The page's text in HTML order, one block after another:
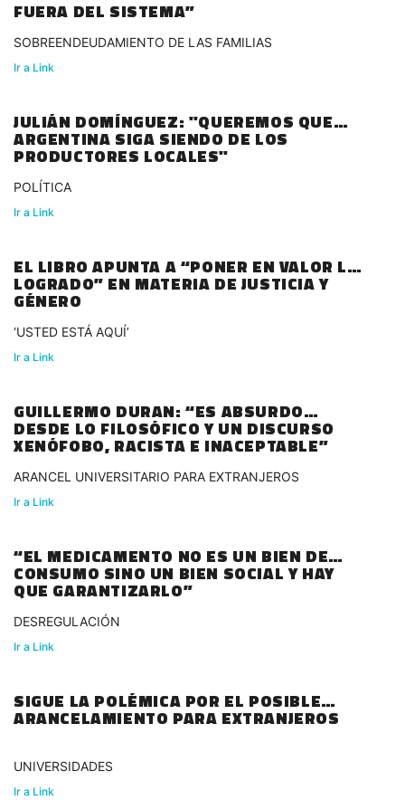
FUERA DEL SISTEMA”
SOBREENDEUDAMIENTO DE LAS FAMILIAS
Ir a Link
JULIÁN DOMÍNGUEZ: "QUEREMOS QUE
ARGENTINA SIGA SIENDO DE LOS
PRODUCTORES LOCALES"
POLÍTICA
Ir a Link
EL LIBRO APUNTA A “PONER EN VALOR LO
LOGRADO” EN MATERIA DE JUSTICIA Y
GÉNERO
‘USTED ESTÁ AQUÍ’
Ir a Link
GUILLERMO DURAN: “ES ABSURDO
DESDE LO FILOSÓFICO Y UN DISCURSO
XENÓFOBO, RACISTA E INACEPTABLE”
ARANCEL UNIVERSITARIO PARA EXTRANJEROS
Ir a Link
“EL MEDICAMENTO NO ES UN BIEN DE
CONSUMO SINO UN BIEN SOCIAL Y HAY
QUE GARANTIZARLO”
DESREGULACIÓN
Ir a Link
SIGUE LA POLÉMICA POR EL POSIBLE
ARANCELAMIENTO PARA EXTRANJEROS
UNIVERSIDADES
Ir a Link